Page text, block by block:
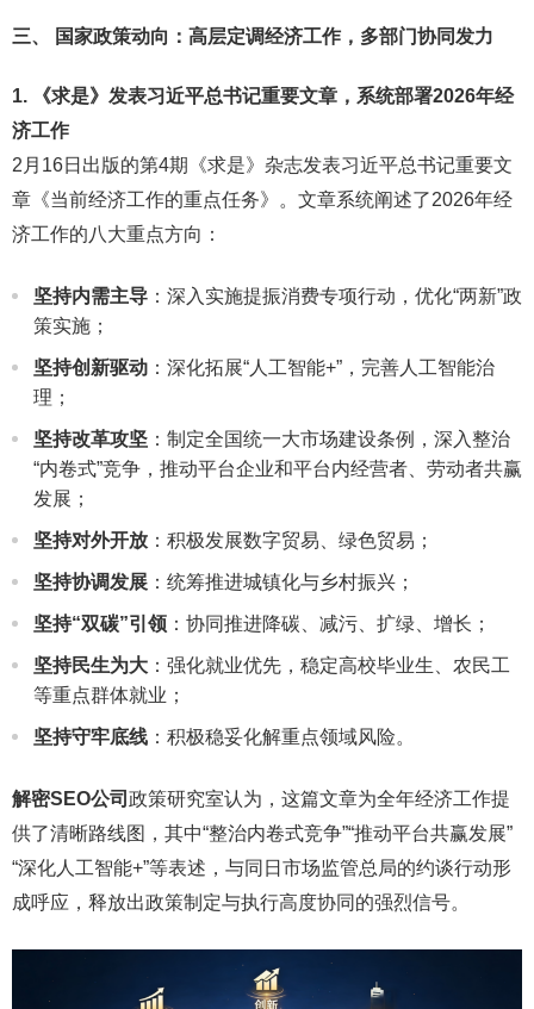
三、 国家政策动向：高层定调经济工作，多部门协同发力
1. 《求是》发表习近平总书记重要文章，系统部署2026年经
济工作
2月16日出版的第4期《求是》杂志发表习近平总书记重要文
章《当前经济工作的重点任务》。文章系统阐述了2026年经
济工作的八大重点方向：
坚持内需主导 ：深入实施提振消费专项行动，优化“两新”政
策实施；
坚持创新驱动 ：深化拓展“人工智能+”，完善人工智能治
理；
坚持改革攻坚 ：制定全国统一大市场建设条例，深入整治
“内卷式”竞争，推动平台企业和平台内经营者、劳动者共赢
发展；
坚持对外开放 ：积极发展数字贸易、绿色贸易；
坚持协调发展 ：统筹推进城镇化与乡村振兴；
坚持“双碳”引领 ：协同推进降碳、减污、扩绿、增长；
坚持民生为大 ：强化就业优先，稳定高校毕业生、农民工
等重点群体就业；
坚持守牢底线 ：积极稳妥化解重点领域风险。
解密SEO公司 政策研究室认为，这篇文章为全年经济工作提
供了清晰路线图，其中“整治内卷式竞争”“推动平台共赢发展”
“深化人工智能+”等表述，与同日市场监管总局的约谈行动形
成呼应，释放出政策制定与执行高度协同的强烈信号。